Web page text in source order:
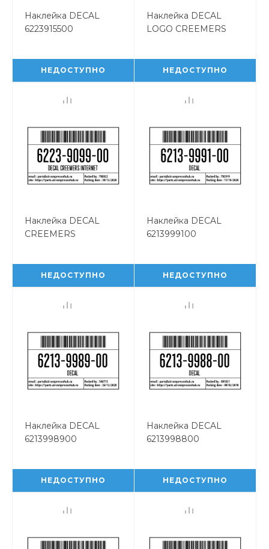
Наклейка DECAL
6223915500
НЕДОСТУПНО
Наклейка DECAL
LOGO CREEMERS
НЕДОСТУПНО
Наклейка DECAL
CREEMERS
НЕДОСТУПНО
Наклейка DECAL
6213999100
НЕДОСТУПНО
Наклейка DECAL
6213998900
НЕДОСТУПНО
Наклейка DECAL
6213998800
НЕДОСТУПНО